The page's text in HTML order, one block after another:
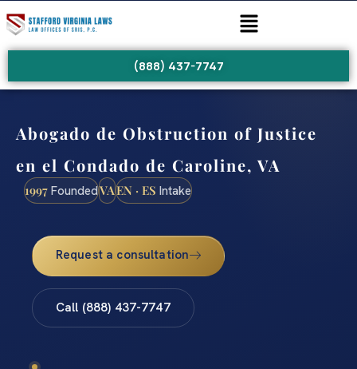
(888) 437-7747
Abogado de Obstruction of Justice
en el Condado de Caroline, VA
1997 FoundedVAEN · ES Intake
Request a consultation
Call (888) 437-7747